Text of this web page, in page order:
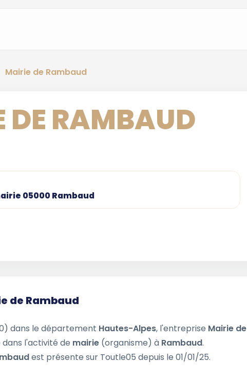
Mairie de Rambaud
DE RAMBAUD
05000 Rambaud
de Rambaud
dans le département Hautes-Alpes, l'entreprise Mairie de
l'activité de mairie (organisme) à Rambaud.
est présente sur Toutle05 depuis le 01/01/25.